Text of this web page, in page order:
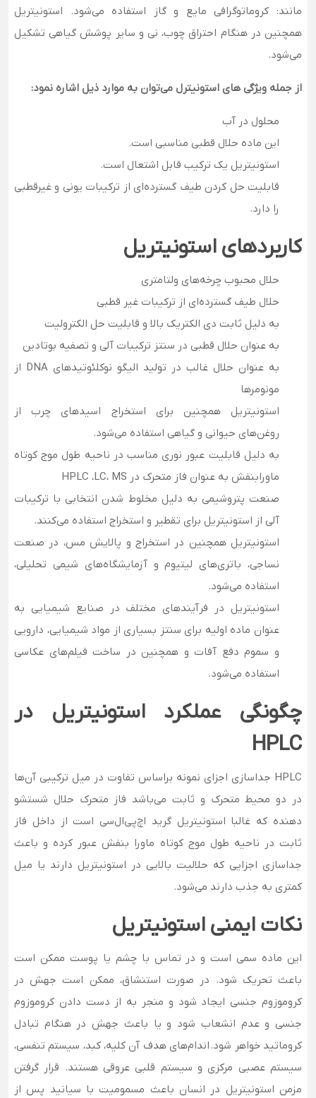
مانند: کروماتوگرافی مايع و گاز استفاده می‌شود. استونیتریل
همچنین در هنگام احتراق چوب، نی و سایر پوشش گیاهی تشکیل
می‌شود.
از جمله ویژگی های استونیترل می‌توان به موارد ذیل اشاره نمود:
محلول در آب
این ماده حلال قطبی مناسبی است.
استونیتریل یک ترکیب قابل اشتعال است.
قابلیت حل کردن طیف گسترده‌ای از ترکیبات یونی و غیرقطبی
را دارد.
کاربردهای استونیتریل
حلال محبوب چرخه‌های ولتامتری
حلال طیف گسترده‌ای از ترکیبات غیر قطبی
به دلیل ثابت دی الکتریک بالا و قابلیت حل الکترولیت
به عنوان حلال قطبی در سنتز ترکیبات آلی و تصفیه بوتادین
به عنوان حلال غالب در تولید الیگو نوکلئوتیدهای DNA از
مونومرها
استونیتریل همچنین برای استخراج اسیدهای چرب از
روغن‌های حیوانی و گیاهی استفاده می‌شود.
به دلیل قابلیت عبور نوری مناسب در ناحیه طول موج کوتاه
ماورابنفش به عنوان فاز متحرک در HPLC ،LC، MS
صنعت پتروشیمی به دلیل مخلوط شدن انتخابی با ترکیبات
آلی از استونیتریل برای تقطیر و استخراج استفاده می‌کنند.
استونیتریل همچنین در استخراج و پالایش مس، در صنعت
نساجی، باتری‌های لیتیوم و آزمایشگاه‌های شیمی تحلیلی،
استفاده می‌شود.
استونیتریل در فرآیندهای مختلف در صنایع شیمیایی به
عنوان ماده اولیه برای سنتز بسیاری از مواد شیمیایی، دارویی
و سموم دفع آفات و همچنین در ساخت فیلم‌های عکاسی
استفاده می‌شود.
چگونگی عملکرد استونیتریل در
HPLC
HPLC جداسازی اجزای نمونه براساس تفاوت در میل ترکیبی آن‌ها
در دو محیط متحرک و ثابت می‌باشد فاز متحرک حلال شستشو
دهنده که غالبا استونیتریل گرید اچ‌پی‌ال‌سی است از داخل فاز
ثابت در ناحیه طول موج کوتاه ماورا بنفش عبور کرده و باعث
جداسازی اجزایی که حلالیت بالایی در استونیتریل دارند یا میل
کمتری به جذب دارند می‌شود.
نکات ایمنی استونیتریل
این ماده سمی است و در تماس با چشم یا پوست ممکن است
باعث تحریک شود. در صورت استنشاق، ممکن است جهش در
کروموزوم جنسی ایجاد شود و منجر به از دست دادن کروموزوم
جنسی و عدم انشعاب شود و یا باعث جهش در هنگام تبادل
کروماتید خواهر شود. اندام‌های هدف آن کلیه، کبد، سیستم تنفسی،
سیستم عصبی مرکزی و سیستم قلبی عروقی هستند. قرار گرفتن
مزمن استونیتریل در انسان باعث مسمومیت با سیانید پس از